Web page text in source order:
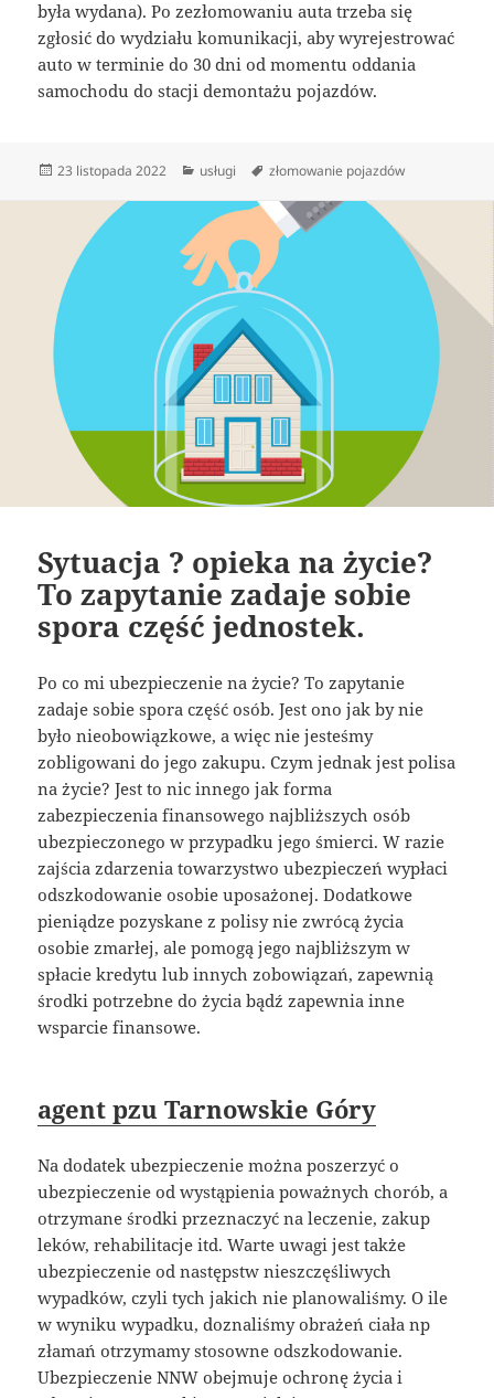
była wydana). Po zezłomowaniu auta trzeba się
zgłosić do wydziału komunikacji, aby wyrejestrować
auto w terminie do 30 dni od momentu oddania
samochodu do stacji demontażu pojazdów.
Data
23 listopada 2022 Kategorie
usługi Tagi
złomowanie pojazdów
Sytuacja ? opieka na życie?
To zapytanie zadaje sobie
spora część jednostek.
Po co mi ubezpieczenie na życie? To zapytanie
zadaje sobie spora część osób. Jest ono jak by nie
było nieobowiązkowe, a więc nie jesteśmy
zobligowani do jego zakupu. Czym jednak jest polisa
na życie? Jest to nic innego jak forma
zabezpieczenia finansowego najbliższych osób
ubezpieczonego w przypadku jego śmierci. W razie
zajścia zdarzenia towarzystwo ubezpieczeń wypłaci
odszkodowanie osobie uposażonej. Dodatkowe
pieniądze pozyskane z polisy nie zwrócą życia
osobie zmarłej, ale pomogą jego najbliższym w
spłacie kredytu lub innych zobowiązań, zapewnią
środki potrzebne do życia bądź zapewnia inne
wsparcie finansowe.
agent pzu Tarnowskie Góry
Na dodatek ubezpieczenie można poszerzyć o
ubezpieczenie od wystąpienia poważnych chorób, a
otrzymane środki przeznaczyć na leczenie, zakup
leków, rehabilitacje itd. Warte uwagi jest także
ubezpieczenie od następstw nieszczęśliwych
wypadków, czyli tych jakich nie planowaliśmy. O ile
w wyniku wypadku, doznaliśmy obrażeń ciała np
złamań otrzymamy stosowne odszkodowanie.
Ubezpieczenie NNW obejmuje ochronę życia i